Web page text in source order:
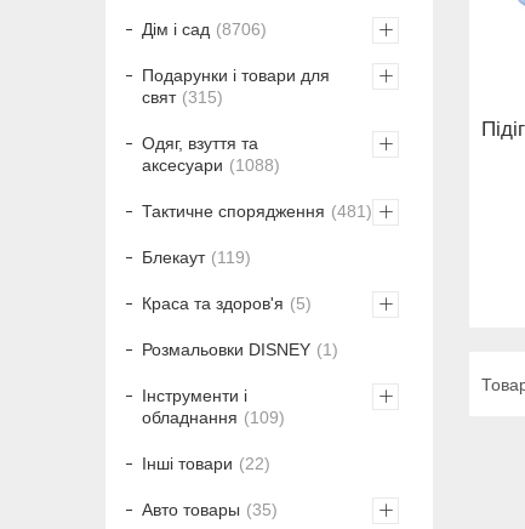
Дім і сад 8706
Подарунки і товари для
свят
315
Одяг, взуття та
аксесуари
1088
Тактичне спорядження 481
Блекаут 119
Краса та здоров'я 5
Розмальовки DISNEY 1
Інструменти і
обладнання
109
Інші товари 22
Авто товары 35